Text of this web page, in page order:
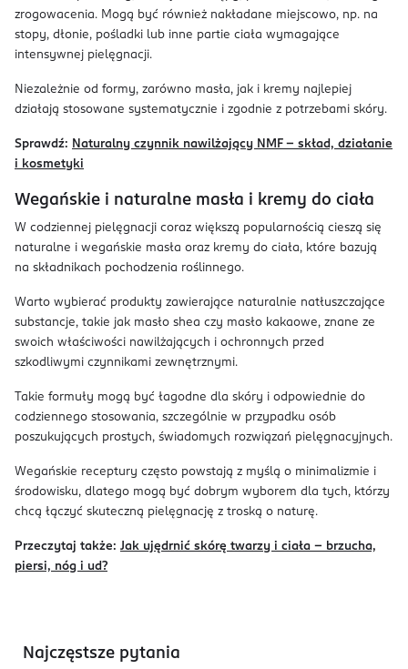
zrogowacenia. Mogą być również nakładane miejscowo, np. na
stopy, dłonie, pośladki lub inne partie ciała wymagające
intensywnej pielęgnacji.
Niezależnie od formy, zarówno masła, jak i kremy najlepiej
działają stosowane systematycznie i zgodnie z potrzebami skóry.
Sprawdź: Naturalny czynnik nawilżający NMF – skład, działanie
i kosmetyki
Wegańskie i naturalne masła i kremy do ciała
W codziennej pielęgnacji coraz większą popularnością cieszą się
naturalne i wegańskie masła oraz kremy do ciała, które bazują
na składnikach pochodzenia roślinnego.
Warto wybierać produkty zawierające naturalnie natłuszczające
substancje, takie jak masło shea czy masło kakaowe, znane ze
swoich właściwości nawilżających i ochronnych przed
szkodliwymi czynnikami zewnętrznymi.
Takie formuły mogą być łagodne dla skóry i odpowiednie do
codziennego stosowania, szczególnie w przypadku osób
poszukujących prostych, świadomych rozwiązań pielęgnacyjnych.
Wegańskie receptury często powstają z myślą o minimalizmie i
środowisku, dlatego mogą być dobrym wyborem dla tych, którzy
chcą łączyć skuteczną pielęgnację z troską o naturę.
Przeczytaj także: Jak ujędrnić skórę twarzy i ciała – brzucha,
piersi, nóg i ud?
Najczęstsze pytania